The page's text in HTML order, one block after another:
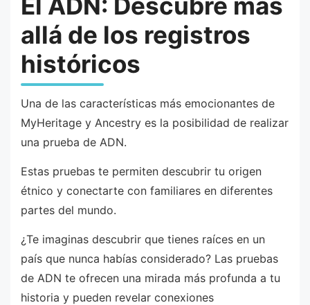
allá de los registros
históricos
Una de las características más emocionantes de
MyHeritage y Ancestry es la posibilidad de realizar
una prueba de ADN.
Estas pruebas te permiten descubrir tu origen
étnico y conectarte con familiares en diferentes
partes del mundo.
¿Te imaginas descubrir que tienes raíces en un
país que nunca habías considerado? Las pruebas
de ADN te ofrecen una mirada más profunda a tu
historia y pueden revelar conexiones